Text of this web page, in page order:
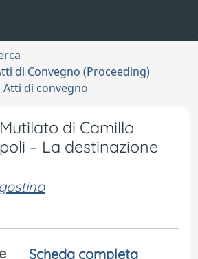
di Convegno (Proceeding)
di convegno
di Camillo
– La destinazione
Scheda completa